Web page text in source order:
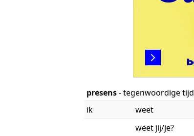
presens- tegenwoordige tijd
ik
weet
weet jij/je?